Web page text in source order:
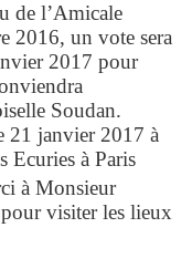
de l’Amicale
2016, un vote sera
2017 pour
Soudan.
21 janvier 2017 à
Ecuries à Paris
à Monsieur
visiter les lieux